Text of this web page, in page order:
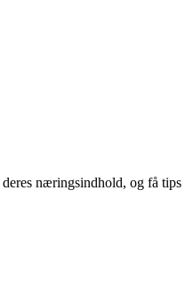
næringsindhold, og få tips